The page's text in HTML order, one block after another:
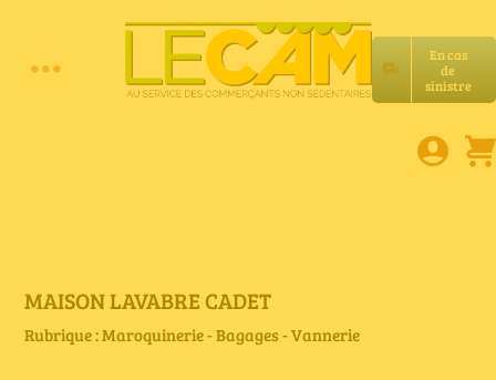
En cas
de
sinistre
Toggle
E-book
MAISON LAVABRE CADET
Rubrique : Maroquinerie - Bagages - Vannerie